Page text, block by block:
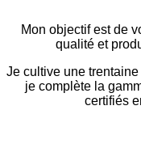
Mon objectif est de
qualité et
Je cultive une
je complète la
certifiés